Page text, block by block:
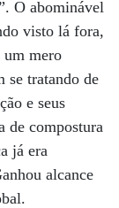
O abominável
visto lá fora,
um mero
se tratando de
e seus
de compostura
já era
alcance